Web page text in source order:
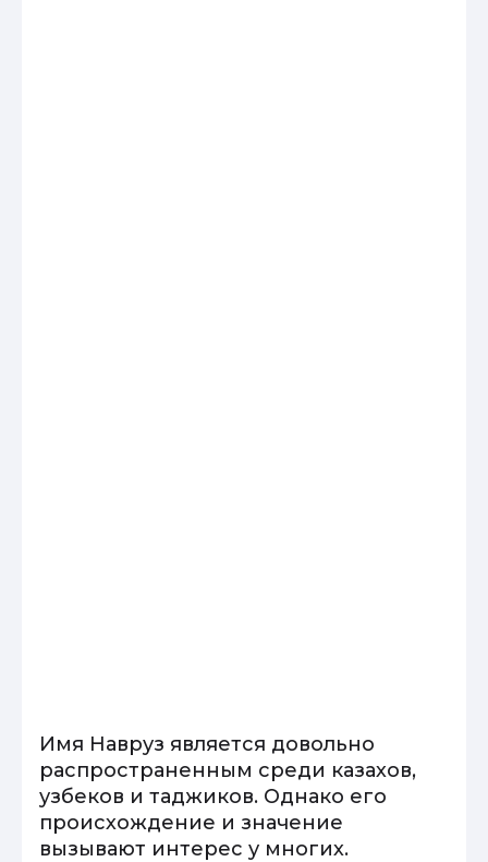
Имя Навруз является довольно
распространенным среди казахов,
узбеков и таджиков. Однако его
происхождение и значение
вызывают интерес у многих.